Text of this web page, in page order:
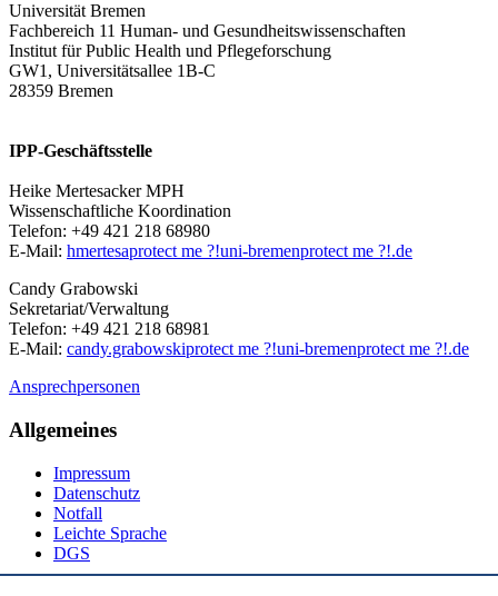
Universität Bremen
Fachbereich 11 Human- und Gesundheitswissenschaften
Institut für Public Health und Pflegeforschung
GW1, Universitätsallee 1B-C
28359 Bremen
IPP-Geschäftsstelle
Heike Mertesacker MPH
Wissenschaftliche Koordination
Telefon: +49 421 218 68980
E-Mail: hmertesaprotect me ?!uni-bremenprotect me ?!.de
Candy Grabowski
Sekretariat/Verwaltung
Telefon: +49 421 218 68981
E-Mail: candy.grabowskiprotect me ?!uni-bremenprotect me ?!.de
Ansprechpersonen
Allgemeines
Impressum
Datenschutz
Notfall
Leichte Sprache
DGS